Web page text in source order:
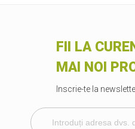
FII LA
MAI NOI
Inscrie-te la